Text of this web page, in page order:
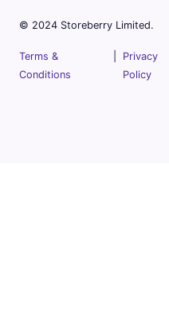
© 2024 Storeberry Limited.
Terms &
Conditions
Privacy
Policy